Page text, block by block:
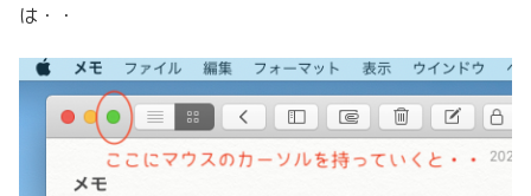
は・・